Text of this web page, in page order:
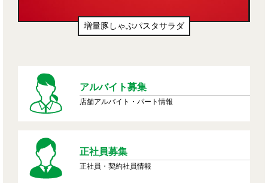
増量豚しゃぶパスタサラダ
アルバイト募集
店舗アルバイト・パート情報
正社員募集
正社員・契約社員情報